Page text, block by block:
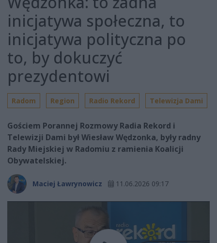
inicjatywa społeczna, to
inicjatywa polityczna po
to, by dokuczyć
prezydentowi
Radom Region Radio Rekord Telewizja Dami
Gościem Porannej Rozmowy Radia Rekord i
Telewizji Dami był Wiesław Wędzonka, były radny
Rady Miejskiej w Radomiu z ramienia Koalicji
Obywatelskiej.
Maciej Ławrynowicz 11.06.2026 09:17